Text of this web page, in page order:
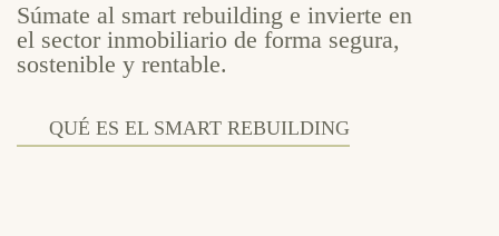
Súmate al smart rebuilding e invierte en
el sector inmobiliario de forma segura,
sostenible y rentable.
QUÉ ES EL SMART REBUILDING